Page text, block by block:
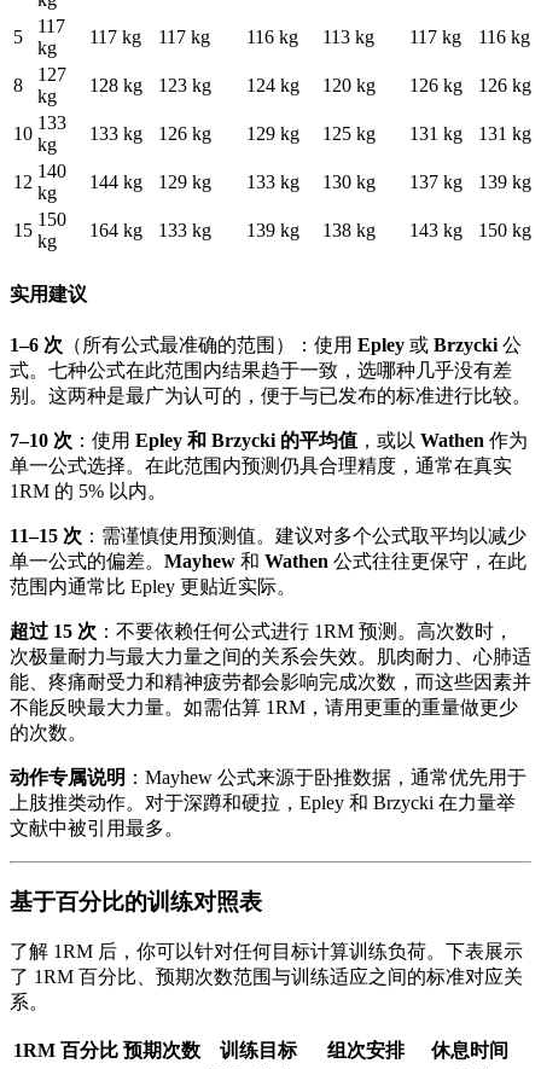
5
117
kg
117 kg 117 kg 116 kg 113 kg 117 kg 116 kg
8
127
kg
128 kg 123 kg 124 kg 120 kg 126 kg 126 kg
10
133
kg
133 kg 126 kg 129 kg 125 kg 131 kg 131 kg
12
140
kg
144 kg 129 kg 133 kg 130 kg 137 kg 139 kg
15
150
kg
164 kg 133 kg 139 kg 138 kg 143 kg 150 kg
实用建议
1–6 次 （所有公式最准确的范围）：使用 Epley 或 Brzycki 公
式。七种公式在此范围内结果趋于一致，选哪种几乎没有差
别。这两种是最广为认可的，便于与已发布的标准进行比较。
7–10 次 ：使用 Epley 和 Brzycki 的平均值 ，或以 Wathen 作为
单一公式选择。在此范围内预测仍具合理精度，通常在真实
1RM 的 5% 以内。
11–15 次 ：需谨慎使用预测值。建议对多个公式取平均以减少
单一公式的偏差。 Mayhew 和 Wathen 公式往往更保守，在此
范围内通常比 Epley 更贴近实际。
超过 15 次 ：不要依赖任何公式进行 1RM 预测。高次数时，
次极量耐力与最大力量之间的关系会失效。肌肉耐力、心肺适
能、疼痛耐受力和精神疲劳都会影响完成次数，而这些因素并
不能反映最大力量。如需估算 1RM，请用更重的重量做更少
的次数。
动作专属说明 ：Mayhew 公式来源于卧推数据，通常优先用于
上肢推类动作。对于深蹲和硬拉，Epley 和 Brzycki 在力量举
文献中被引用最多。
基于百分比的训练对照表
了解 1RM 后，你可以针对任何目标计算训练负荷。下表展示
了 1RM 百分比、预期次数范围与训练适应之间的标准对应关
系。
1RM 百分比 预期次数 训练目标 组次安排
休息时间